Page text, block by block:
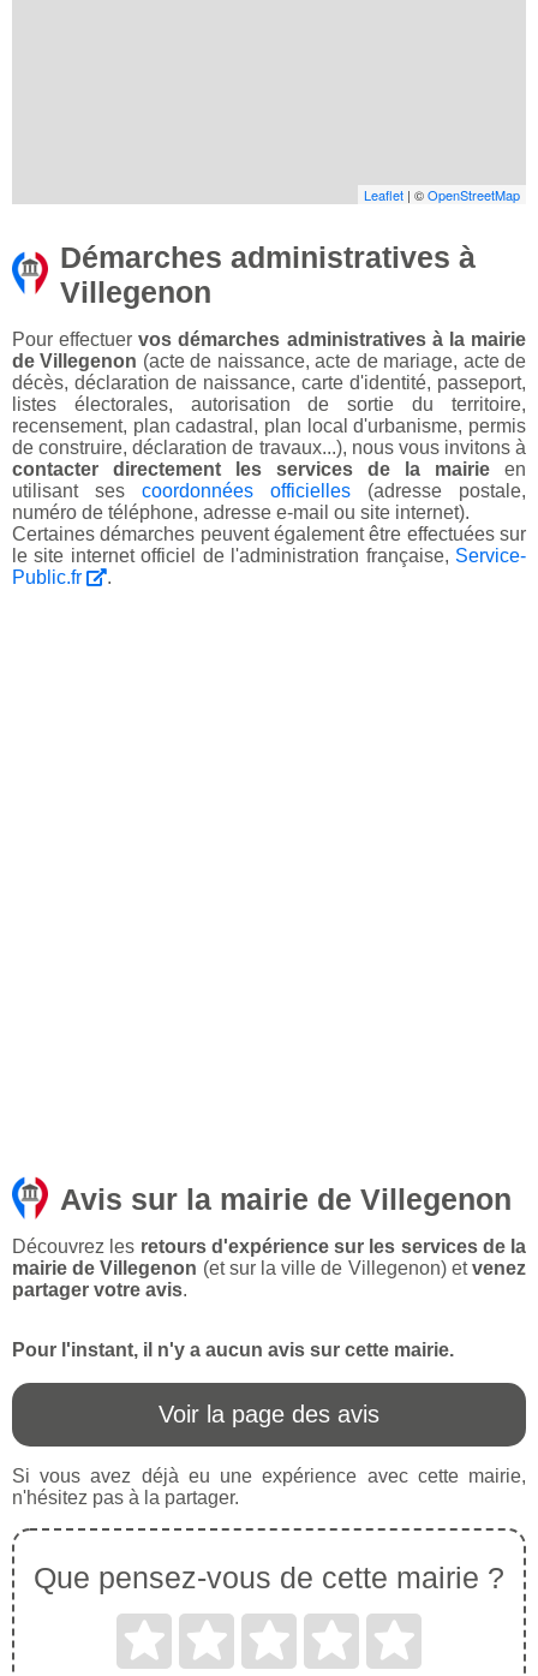
Leaflet | ©OpenStreetMap
Démarches administratives à
Villegenon
Pour effectuervos démarches administratives à la mairie
de Villegenon (acte de naissance, acte de mariage, acte de
décès, déclaration de naissance, carte d'identité, passeport,
listes électorales, autorisation de sortie du territoire,
recensement, plan cadastral, plan local d'urbanisme, permis
de construire, déclaration de travaux...), nous vous invitons à
contacter directement les services de la mairie en
utilisant ses coordonnées officielles (adresse postale,
numéro de téléphone, adresse e-mail ou site internet).
Certaines démarches peuvent également être effectuées sur
le site internet officiel de l'administration française, Service-
Public.fr
.
Avis sur la mairie de Villegenon
Découvrez les retours d'expérience sur les services de la
mairie de Villegenon (et sur la ville de Villegenon) etvenez
partager votre avis.
Pour l'instant, il n'y a aucun avis sur cette mairie.
Voir la page des avis
Si vous avez déjà eu une expérience avec cette mairie,
n'hésitez pas à la partager.
Que pensez-vous de cette mairie ?